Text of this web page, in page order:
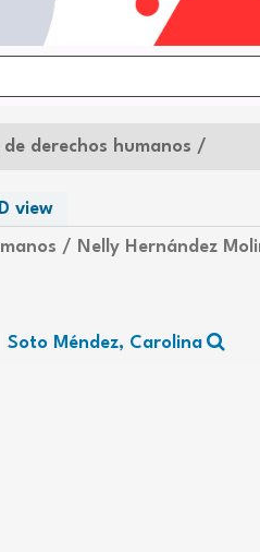
derechos humanos /
view
/ Nelly Hernández
Soto Méndez, Carolina